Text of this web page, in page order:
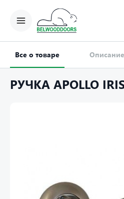
Все о товаре Описание
РУЧКА APOLLO